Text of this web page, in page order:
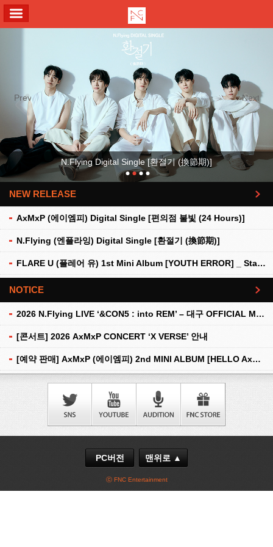
Previous Next
N.Flying Digital Single [환절기 (換節期)]
NEW RELEASE
AxMxP (에이엠피) Digital Single [편의점 불빛 (24 Hours)]
N.Flying (엔플라잉) Digital Single [환절기 (換節期)]
FLARE U (플레어 유) 1st Mini Album [YOUTH ERROR] _ Stationery Kit Ver.
더보기
NOTICE
2026 N.Flying LIVE ‘&CON5 : into REM’ – 대구 OFFICIAL MD 현장 판매 안내
[콘서트] 2026 AxMxP CONCERT ‘X VERSE’ 안내
[예약 판매] AxMxP (에이엠피) 2nd MINI ALBUM [HELLO AxMxP] 예약 판매 안내
더보기
PC버전 맨위로 ▲
ⓒ FNC Entertainment